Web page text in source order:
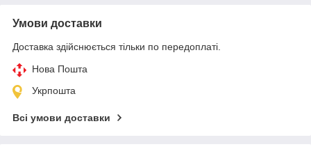
Умови доставки
Доставка здійснюється тільки по передоплаті.
Нова Пошта
Укрпошта
Всі умови доставки